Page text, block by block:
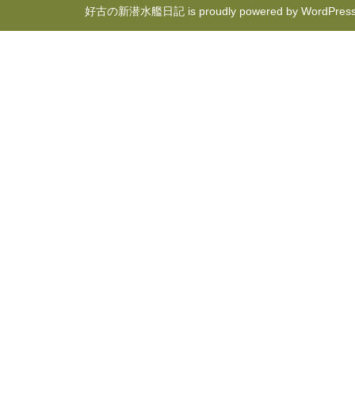
好古の新潜水艦日記 is proudly powered by